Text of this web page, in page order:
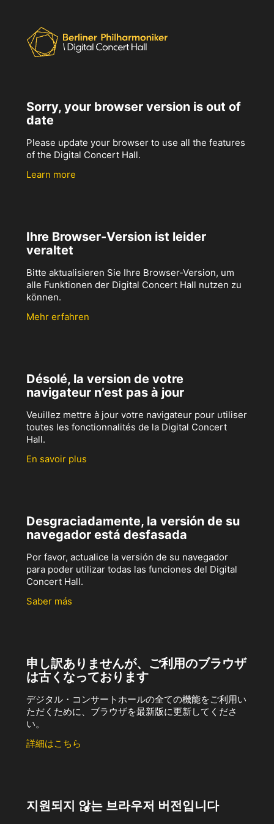
Sorry, your browser version is out of
date
Please update your browser to use all the features
of the Digital Concert Hall.
Learn more
Ihre Browser-Version ist leider
veraltet
Bitte aktualisieren Sie Ihre Browser-Version, um
alle Funktionen der Digital Concert Hall nutzen zu
können.
Mehr erfahren
Désolé, la version de votre
navigateur n’est pas à jour
Veuillez mettre à jour votre navigateur pour utiliser
toutes les fonctionnalités de la Digital Concert
Hall.
En savoir plus
Desgraciadamente, la versión de su
navegador está desfasada
Por favor, actualice la versión de su navegador
para poder utilizar todas las funciones del Digital
Concert Hall.
Saber más
申し訳ありませんが、ご利用のブラウザ
は古くなっております
デジタル・コンサートホールの全ての機能をご利用い
ただくために、ブラウザを最新版に更新してくださ
い。
詳細はこちら
지원되지 않는 브라우저 버전입니다